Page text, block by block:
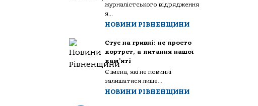
журналістського відрядження
я...
НОВИНИ РІВНЕНЩИНИ
Стус на гривні: не просто
портрет, а питання нашої
пам’яті
Є імена, які не повинні
залишатися лише...
НОВИНИ РІВНЕНЩИНИ